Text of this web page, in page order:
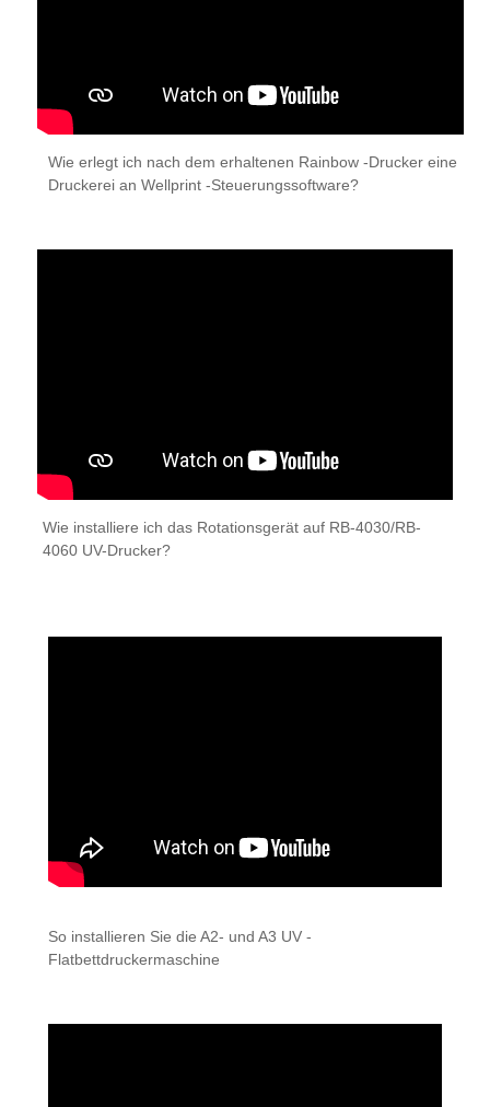
Wie erlegt ich nach dem erhaltenen Rainbow -Drucker eine
Druckerei an Wellprint -Steuerungssoftware?
Wie installiere ich das Rotationsgerät auf RB-4030/RB-
4060 UV-Drucker?
So installieren Sie die A2- und A3 UV -
Flatbettdruckermaschine